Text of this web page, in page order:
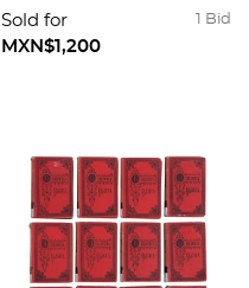
1 Bid
Sold for
MXN$1,200